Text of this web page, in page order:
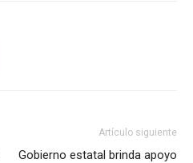
Artículo siguiente
Gobierno estatal brinda apoyo